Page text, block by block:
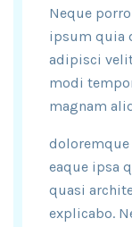
Neque
ipsum quia
adipisci
modi
magnam
eaque ipsa
quasi
explicabo.